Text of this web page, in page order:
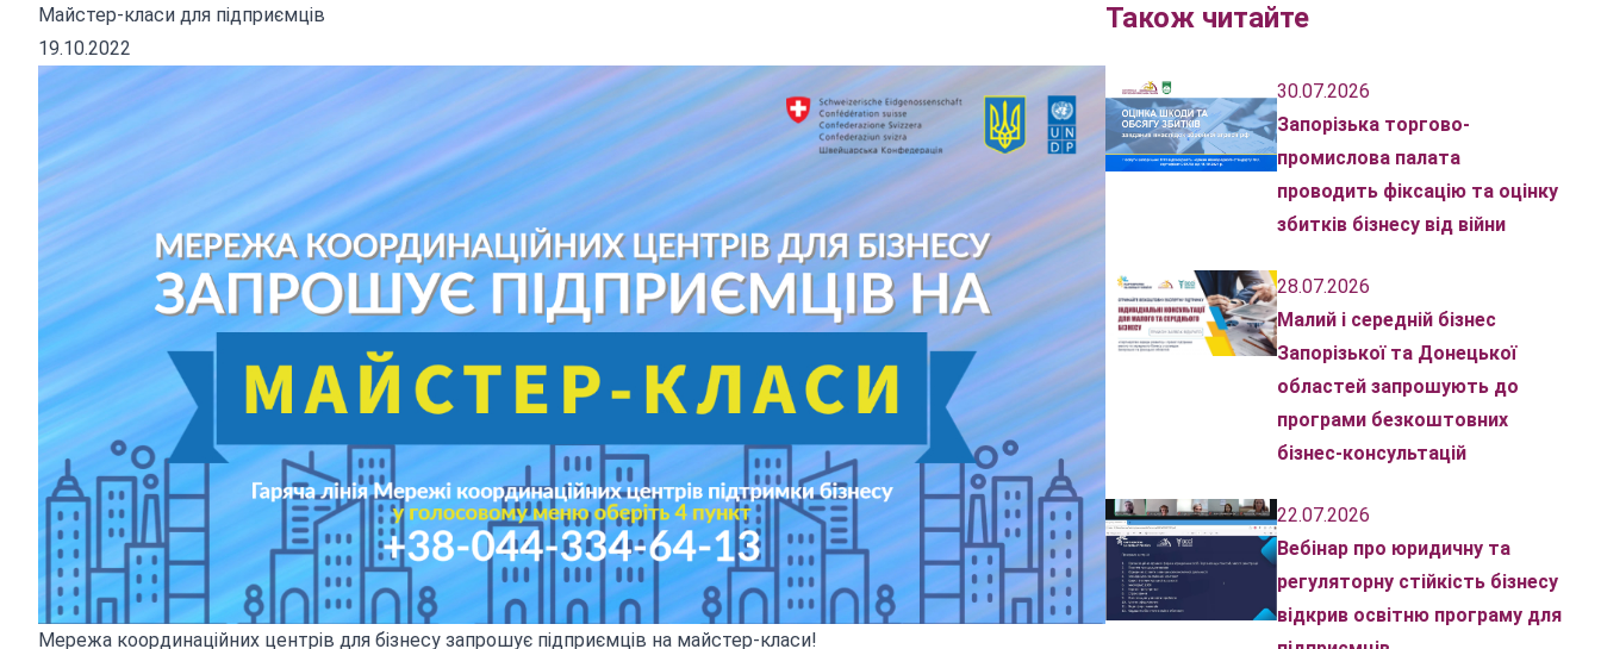
Майстер-класи для підприємців
19.10.2022
Мережа координаційних центрів для бізнесу запрошує підприємців на майстер-класи!
Також читайте
30.07.2026
Запорізька торгово-
промислова палата
проводить фіксацію та оцінку
збитків бізнесу від війни
28.07.2026
Малий і середній бізнес
Запорізької та Донецької
областей запрошують до
програми безкоштовних
бізнес-консультацій
22.07.2026
Вебінар про юридичну та
регуляторну стійкість бізнесу
відкрив освітню програму для